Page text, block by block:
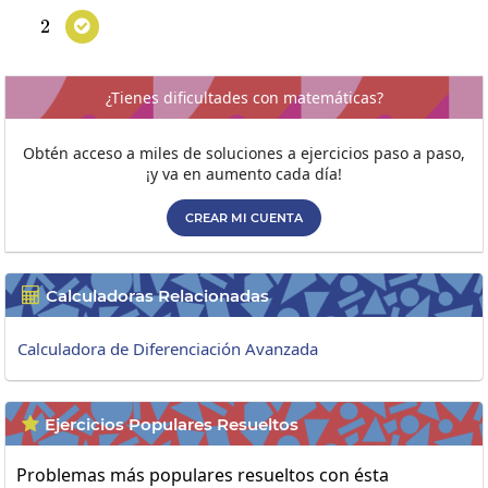
2
2 
¿Tienes dificultades con matemáticas?
Obtén acceso a miles de soluciones a ejercicios paso a paso,
¡y va en aumento cada día!
CREAR MI CUENTA
 Calculadoras Relacionadas
Calculadora de Diferenciación Avanzada
 Ejercicios Populares Resueltos
Problemas más populares resueltos con ésta